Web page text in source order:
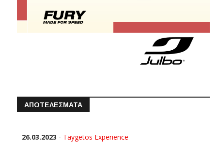
ΑΠΟΤΕΛΕΣΜΑΤΑ
26.03.2023 - Taygetos Experience